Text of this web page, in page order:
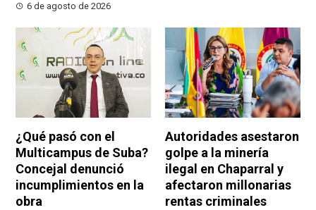
6 de agosto de 2026
¿Qué pasó con el
Multicampus de Suba?
Concejal denunció
incumplimientos en la
obra
Autoridades asestaron
golpe a la minería
ilegal en Chaparral y
afectaron millonarias
rentas criminales